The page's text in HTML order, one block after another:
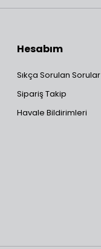
Hesabım
Sıkça Sorulan Sorular
Sipariş Takip
Havale Bildirimleri